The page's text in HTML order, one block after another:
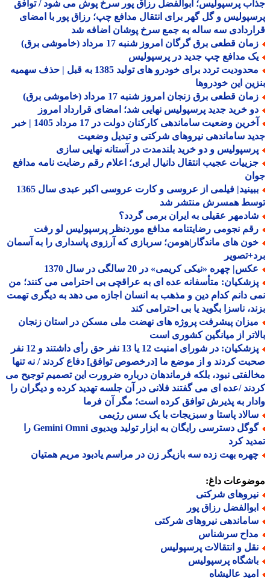
پرسپولیس؛ ابوالفضل رزاق پور سرخ پوش می شود / توافق
و گل گهر برای انتقال مدافع چپ؛ رزاق پور با امضای
سه ساله به جمع سرخ پوشان اضافه شد
قطعی برق گرگان امروز شنبه 17 مرداد (خاموشی برق)
مدافع چپ جدید در پرسپولیس
محدودیت تردد برای خودرو های تولید 1385 به قبل | حذف سهمیه
این خودروها
قطعی برق زنجان امروز شنبه 17 مرداد (خاموشی برق)
خرید جدید پرسپولیس نهایی شد؛ امضای قرارداد امروز
آخرین وضعیت ساماندهی کارکنان دولت در 17 مرداد 1405 | خبر
ساماندهی نیروهای شرکتی و تبدیل وضعیت
و دو خرید بلندمدت در آستانه نهایی سازی
عجیب انتقال دانیال ایری؛ اعلام رقم رضایت نامه مدافع
ببینید| فیلمی از عروسی و کارت عروسی اکبر عبدی سال 1365
همسرش منتشر شد
عقیلی به ایران برمی گردد؟
نجومی رضایتنامه مدافع موردنظر پرسپولیس لو رفت
های ماندگار|هومن؛ سربازی که آرزوی پاسداری را به آسمان
چهره «نیکی کریمی» در 20 سالگی در سال 1370
متأسفانه عده ای به عراقچی بی احترامی می کنند؛ من
دانم کدام دین و مذهب به انسان اجازه می دهد به دیگری تهمت
ناسزا بگوید یا بی احترامی کند
پیشرفت پروژه های نهضت ملی مسکن در استان زنجان
از میانگین کشوری است
پزشکیان: در شورای امنیت 12 یا 13 نفر حق رأی داشتند و 12 نفر
کردند و از موضع ما [درخصوص توافق] دفاع کردند / نه تنها
نبود، بلکه فرماندهان درباره ضرورت این تصمیم توجیح می
/عده ای می گفتند فلانی در آن جلسه تهدید کرده و دیگران را
به پذیرش توافق کرده است؛ مگر آن فرما
پاستا و سبزیجات با یک سس رژیمی
گوگل دسترسی رایگان به ابزار تولید ویدیوی Gemini Omni را
کرد
بهت زده سه بازیگر زن در مراسم یادبود مریم همتیان
داغ:
شرکتی
رزاق پور
نیروهای شرکتی
سرشناس
و انتقالات پرسپولیس
پرسپولیس
عالیشاه